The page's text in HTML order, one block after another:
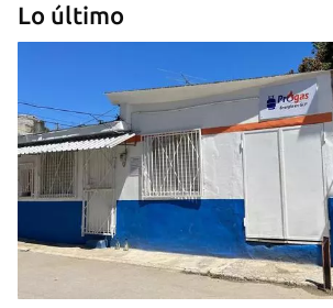
GUERRA
Ucrania ataca otro centro
ruso, esta vez en los Urales
Lo último